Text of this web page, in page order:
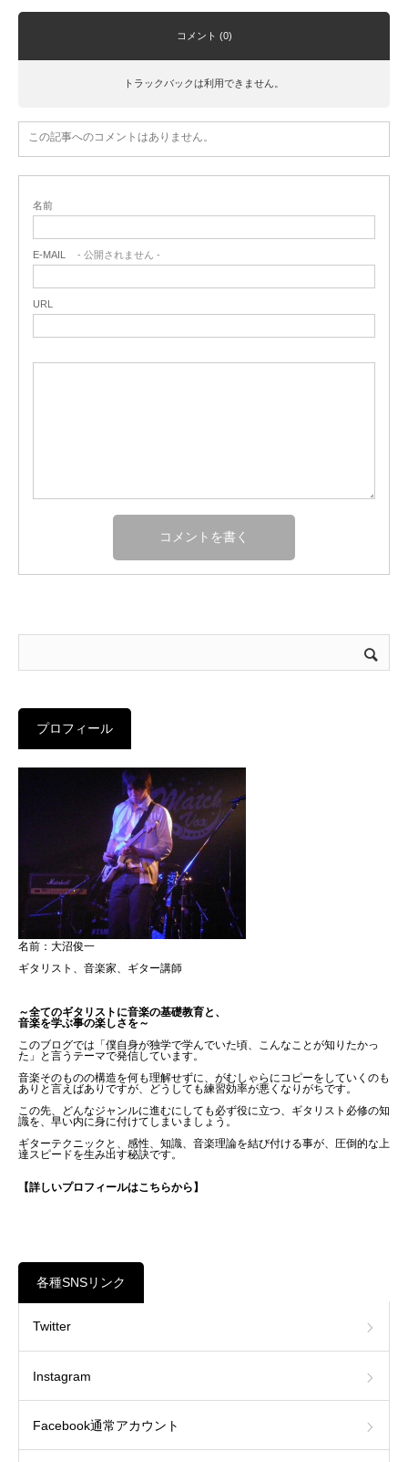
コメント (0)
トラックバックは利用できません。
この記事へのコメントはありません。
名前
E-MAIL - 公開されません -
URL
プロフィール
名前：大沼俊一
ギタリスト、音楽家、ギター講師
～全てのギタリストに音楽の基礎教育と、
音楽を学ぶ事の楽しさを～
このブログでは「僕自身が独学で学んでいた頃、こんなことが知りたかっ
た」と言うテーマで発信しています。
音楽そのものの構造を何も理解せずに、がむしゃらにコピーをしていくのも
ありと言えばありですが、どうしても練習効率が悪くなりがちです。
この先、どんなジャンルに進むにしても必ず役に立つ、ギタリスト必修の知
識を、早い内に身に付けてしまいましょう。
ギターテクニックと、感性、知識、音楽理論を結び付ける事が、圧倒的な上
達スピードを生み出す秘訣です。
【詳しいプロフィールはこちらから】
各種SNSリンク
Twitter
Instagram
Facebook通常アカウント